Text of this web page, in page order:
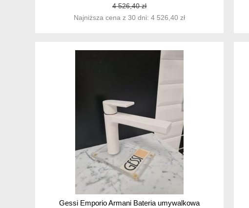
4 526,40 zł
Najniższa cena z 30 dni: 4 526,40 zł
Gessi Emporio Armani Bateria umywalkowa